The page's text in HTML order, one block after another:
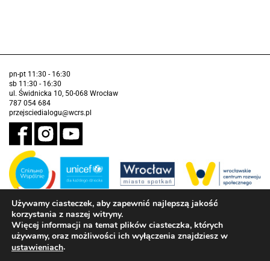
pn-pt 11:30 - 16:30
sb 11:30 - 16:30
ul. Świdnicka 10, 50-068 Wrocław
787 054 684
przejsciedialogu@wcrs.pl
Zadanie realizowane ze środków Gminy Wrocław w partnerstwie z
Funduszem Narodów Zjednoczonych na Rzecz Dzieci (UNICEF)
Deklaracja dostępności
Używamy ciasteczek, aby zapewnić najlepszą jakość
korzystania z naszej witryny.
Więcej informacji na temat plików ciasteczka, których
używamy, oraz możliwości ich wyłączenia znajdziesz w
ustawieniach.